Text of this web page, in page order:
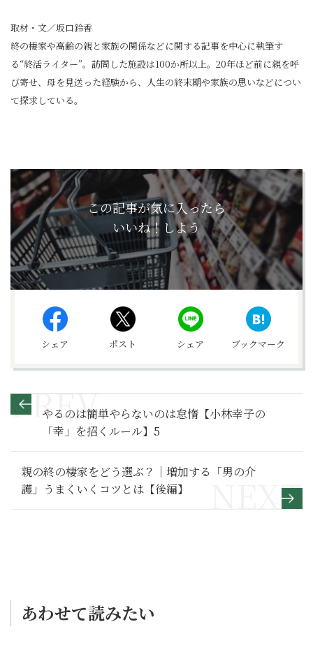
取材・文／坂口鈴香
終の棲家や高齢の親と家族の関係などに関する記事を中心に執筆す
る“終活ライター”。訪問した施設は100か所以上。20年ほど前に親を呼
び寄せ、母を見送った経験から、人生の終末期や家族の思いなどについ
て探求している。
この記事が気に入ったら
いいね！しよう
シェア ポスト シェア ブックマーク
やるのは簡単やらないのは怠惰【小林幸子の
「幸」を招くルール】5
親の終の棲家をどう選ぶ？｜増加する「男の介
護」うまくいくコツとは【後編】
あわせて読みたい